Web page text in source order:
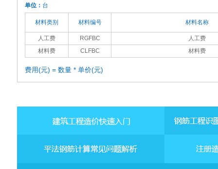
单位： 台
材料类别 材料编号 材料名称
人工费 RGFBC
人工费
材料费
CLFBC 材料费
费用(元) = 数量 * 单价(元)